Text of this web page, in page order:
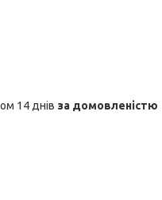
14 днів за домовленістю